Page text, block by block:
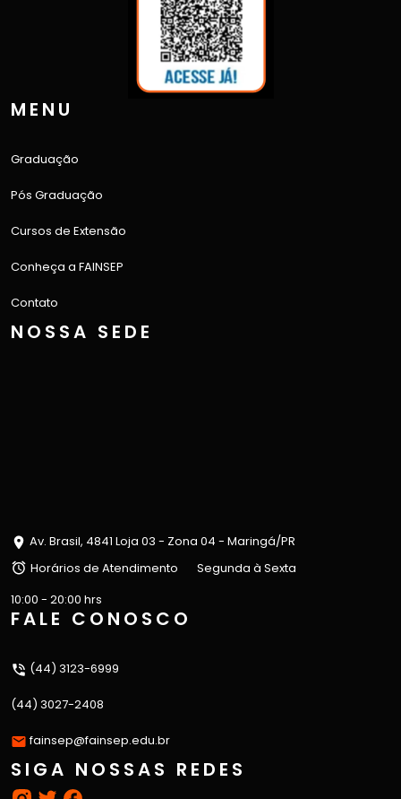
MENU
Graduação
Pós Graduação
Cursos de Extensão
Conheça a FAINSEP
Contato
NOSSA SEDE
Av. Brasil, 4841 Loja 03 - Zona 04 - Maringá/PR
Horários de Atendimento
Segunda à Sexta
10:00 - 20:00 hrs
FALE CONOSCO
(44) 3123-6999
(44) 3027-2408
fainsep@fainsep.edu.br
SIGA NOSSAS REDES